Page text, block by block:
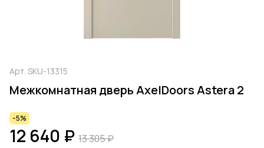
Арт. SKU-13315
Межкомнатная дверь AxelDoors Astera 2
-5%
12 640 ₽ 13 305 ₽